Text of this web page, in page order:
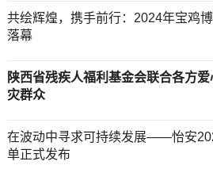
共绘辉煌，携手前行：2024年宝鸡
落幕
陕西省残疾人福利基金会联合各方
灾群众
在波动中寻求可持续发展——怡安
单正式发布